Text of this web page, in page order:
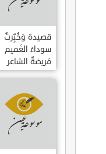
قصيدة وَخُبِّرتُ
سوداءَ الغَميم
مَريضةٌ الشاعر
العوام بن عقبة